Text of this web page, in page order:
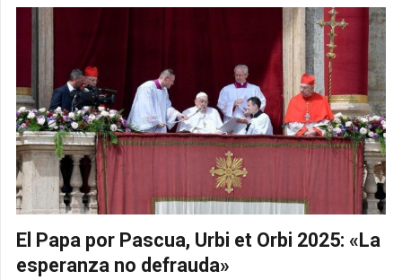
El Papa por Pascua, Urbi et Orbi 2025: «La
esperanza no defrauda»